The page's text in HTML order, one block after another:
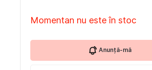
Momentan nu este în stoc
Anunță-mă